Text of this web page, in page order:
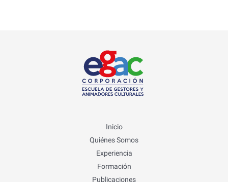
Inicio
Quiénes Somos
Experiencia
Formación
Publicaciones